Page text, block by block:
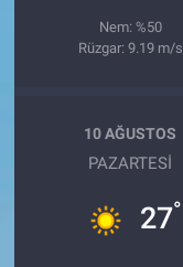
Nem: %50
Rüzgar: 9.19 m/s
10 AĞUSTOS
PAZARTESI
27°